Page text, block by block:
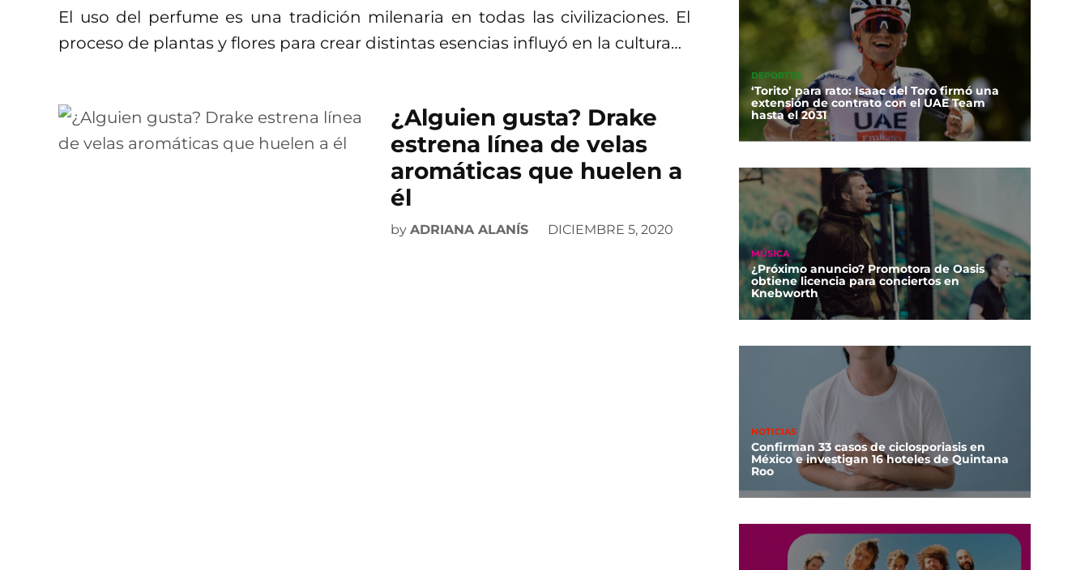
El uso del perfume es una tradición milenaria en todas las civilizaciones. El
proceso de plantas y flores para crear distintas esencias influyó en la cultura…
¿Alguien gusta? Drake
estrena línea de velas
aromáticas que huelen a
él
by ADRIANA ALANÍS DICIEMBRE 5, 2020
DEPORTES
‘Torito’ para rato: Isaac del Toro firmó una
extensión de contrato con el UAE Team
hasta el 2031
MÚSICA
¿Próximo anuncio? Promotora de Oasis
obtiene licencia para conciertos en
Knebworth
NOTICIAS
Confirman 33 casos de ciclosporiasis en
México e investigan 16 hoteles de Quintana
Roo